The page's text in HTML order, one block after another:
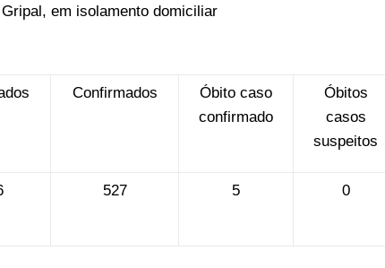
em isolamento domiciliar
Confirmados
Óbito caso
confirmado
Óbitos
casos
suspeitos
527 5 0